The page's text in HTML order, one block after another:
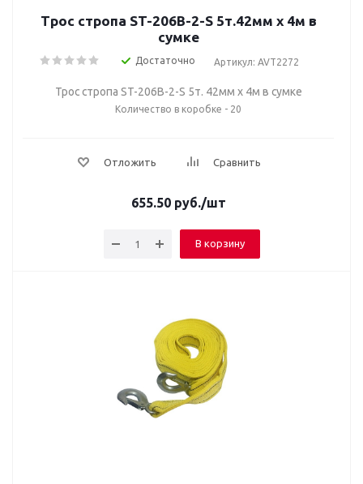
Трос стропа ST-206B-2-S 5т.42мм х 4м в
сумке
Достаточно Артикул: AVT2272
Трос стропа ST-206B-2-S 5т. 42мм х 4м в сумке
Количество в коробке - 20
Отложить Сравнить
655.50 руб./шт
В корзину